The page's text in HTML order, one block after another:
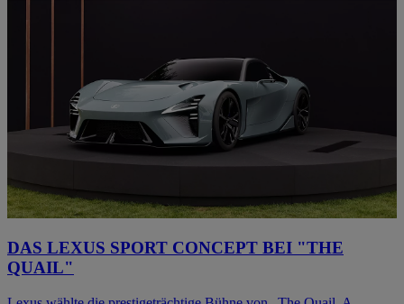
DAS LEXUS SPORT CONCEPT BEI "THE
QUAIL"